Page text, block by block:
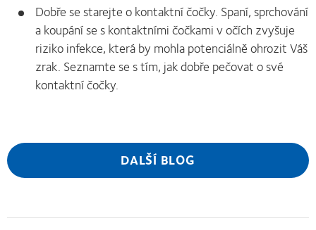
Dobře se starejte o kontaktní čočky. Spaní, sprchování
a koupání se s kontaktními čočkami v očích zvyšuje
riziko infekce, která by mohla potenciálně ohrozit Váš
zrak. Seznamte se s tím, jak dobře pečovat o své
kontaktní čočky.
DALŠÍ BLOG